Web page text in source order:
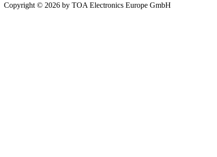
Copyright © 2026 by TOA Electronics Europe GmbH